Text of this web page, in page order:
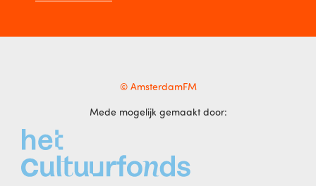
© AmsterdamFM
Mede mogelijk gemaakt door: